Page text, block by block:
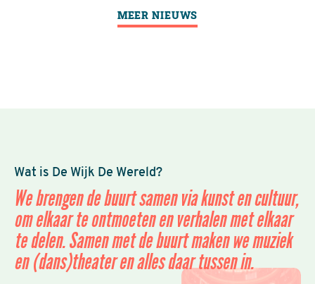
MEER NIEUWS
Wat is De Wijk De Wereld?
We brengen de buurt samen via kunst en cultuur,
om elkaar te ontmoeten en verhalen met elkaar
te delen. Samen met de buurt maken we muziek
en (dans)theater en alles daar tussen in.